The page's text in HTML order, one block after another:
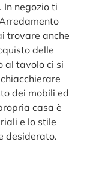
In negozio ti
trovare anche
delle
al tavolo ci si
dei mobili ed
casa è
e lo stile
desiderato.